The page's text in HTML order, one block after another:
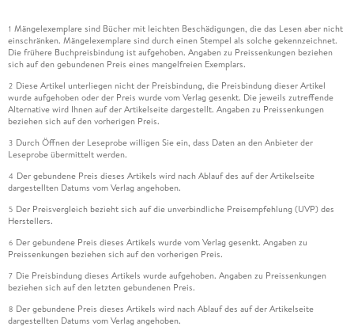
1 Mängelexemplare sind Bücher mit leichten Beschädigungen, die das Lesen aber nicht
einschränken. Mängelexemplare sind durch einen Stempel als solche gekennzeichnet.
Die frühere Buchpreisbindung ist aufgehoben. Angaben zu Preissenkungen beziehen
sich auf den gebundenen Preis eines mangelfreien Exemplars.
2 Diese Artikel unterliegen nicht der Preisbindung, die Preisbindung dieser Artikel
wurde aufgehoben oder der Preis wurde vom Verlag gesenkt. Die jeweils zutreffende
Alternative wird Ihnen auf der Artikelseite dargestellt. Angaben zu Preissenkungen
beziehen sich auf den vorherigen Preis.
3 Durch Öffnen der Leseprobe willigen Sie ein, dass Daten an den Anbieter der
Leseprobe übermittelt werden.
4 Der gebundene Preis dieses Artikels wird nach Ablauf des auf der Artikelseite
dargestellten Datums vom Verlag angehoben.
5 Der Preisvergleich bezieht sich auf die unverbindliche Preisempfehlung (UVP) des
Herstellers.
6 Der gebundene Preis dieses Artikels wurde vom Verlag gesenkt. Angaben zu
Preissenkungen beziehen sich auf den vorherigen Preis.
7 Die Preisbindung dieses Artikels wurde aufgehoben. Angaben zu Preissenkungen
beziehen sich auf den letzten gebundenen Preis.
8 Der gebundene Preis dieses Artikels wird nach Ablauf des auf der Artikelseite
dargestellten Datums vom Verlag angehoben.